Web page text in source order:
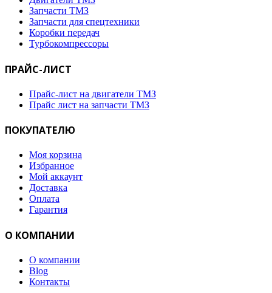
Запчасти ТМЗ
Запчасти для спецтехники
Коробки передач
Турбокомпрессоры
ПРАЙС-ЛИСТ
Прайс-лист на двигатели ТМЗ
Прайс лист на запчасти ТМЗ
ПОКУПАТЕЛЮ
Моя корзина
Избранное
Мой аккаунт
Доставка
Оплата
Гарантия
О КОМПАНИИ
О компании
Blog
Контакты